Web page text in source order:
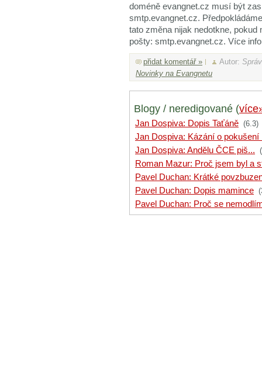
doméně evangnet.cz musí být
smtp.evangnet.cz.
tato změna nijak nedotkne,
pošty: smtp.evangnet.cz. Více
přidat komentář » Autor:
Novinky na Evangnetu
Blogy / neredigované (
Jan Dospiva: Dopis Taťáně (6.3)
Jan Dospiva: Kázání o pokušení
Jan Dospiva: Andělu ČCE piš...
Roman Mazur: Proč jsem byl a
Pavel Duchan: Krátké
Pavel Duchan: Dopis mamince
Pavel Duchan: Proč se